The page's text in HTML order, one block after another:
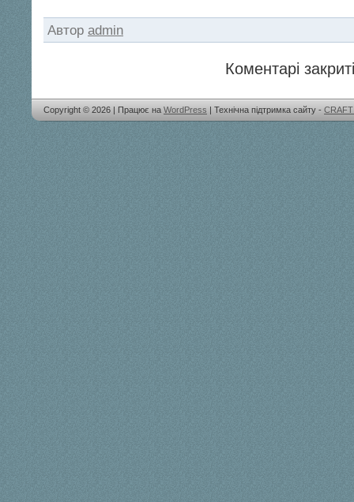
Автор admin
Коментарі
Copyright © 2026 | Працює на WordPress | Технічна підтримка сайту -